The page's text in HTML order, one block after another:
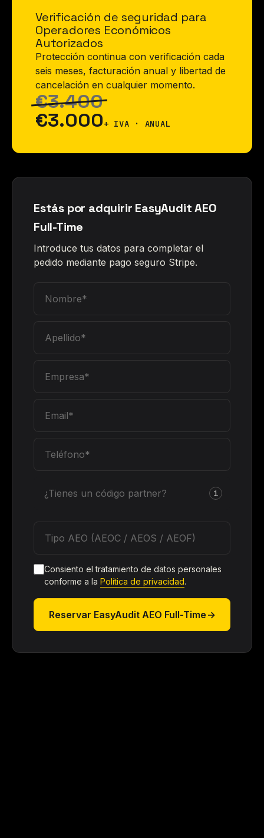
Verificación de seguridad para
Operadores Económicos
Autorizados
Protección continua con verificación cada
seis meses, facturación anual y libertad de
cancelación en cualquier momento.
€3.400
€3.000+ IVA · ANUAL
Estás por adquirir EasyAudit AEO
Full-Time
Introduce tus datos para completar el
pedido mediante pago seguro Stripe.
¿Tienes un código partner? i
Consiento el tratamiento de datos personales
conforme a la Política de privacidad.
Reservar EasyAudit AEO Full-Time →